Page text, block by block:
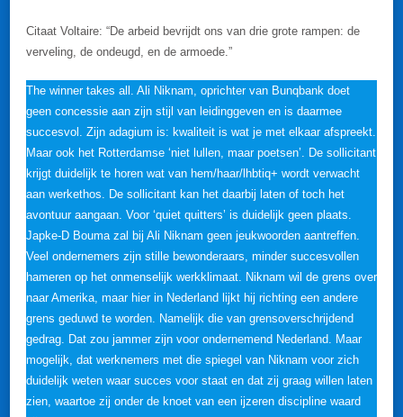
Citaat Voltaire: “De arbeid bevrijdt ons van drie grote rampen: de
verveling, de ondeugd, en de armoede.”
The winner takes all. Ali Niknam, oprichter van Bunqbank doet
geen concessie aan zijn stijl van leidinggeven en is daarmee
succesvol. Zijn adagium is: kwaliteit is wat je met elkaar afspreekt.
Maar ook het Rotterdamse ‘niet lullen, maar poetsen’. De sollicitant
krijgt duidelijk te horen wat van hem/haar/lhbtiq+ wordt verwacht
aan werkethos. De sollicitant kan het daarbij laten of toch het
avontuur aangaan. Voor ‘quiet quitters’ is duidelijk geen plaats.
Japke-D Bouma zal bij Ali Niknam geen jeukwoorden aantreffen.
Veel ondernemers zijn stille bewonderaars, minder succesvollen
hameren op het onmenselijk werkklimaat. Niknam wil de grens over
naar Amerika, maar hier in Nederland lijkt hij richting een andere
grens geduwd te worden. Namelijk die van grensoverschrijdend
gedrag. Dat zou jammer zijn voor ondernemend Nederland. Maar
mogelijk, dat werknemers met die spiegel van Niknam voor zich
duidelijk weten waar succes voor staat en dat zij graag willen laten
zien, waartoe zij onder de knoet van een ijzeren discipline waard